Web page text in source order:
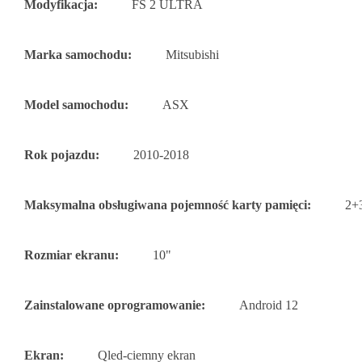
Modyfikacja: FS 2 ULTRA
Marka samochodu: Mitsubishi
Model samochodu: ASX
Rok pojazdu: 2010-2018
Maksymalna obsługiwana pojemność karty pamięci:
Rozmiar ekranu: 10"
Zainstalowane oprogramowanie: Android 12
Ekran: Qled-ciemny ekran